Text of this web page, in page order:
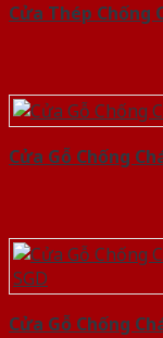
Cửa Thép Chống
Cửa Gỗ Chống
Cửa Gỗ Chống